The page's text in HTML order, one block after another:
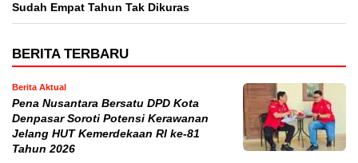
Sudah Empat Tahun Tak Dikuras
BERITA TERBARU
Berita Aktual
Pena Nusantara Bersatu DPD Kota
Denpasar Soroti Potensi Kerawanan
Jelang HUT Kemerdekaan RI ke-81
Tahun 2026